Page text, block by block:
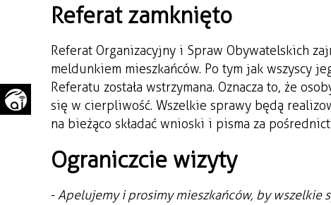
Referat zamknięto
Referat Organizacyjny i Spraw Obywatelskich
meldunkiem mieszkańców. Po tym jak wszyscy
Referatu została wstrzymana. Oznacza to, że
się w cierpliwość. Wszelkie sprawy będą
na bieżąco składać wnioski i pisma za
Ograniczcie wizyty
-Apelujemy i prosimy mieszkańców, by wszelkie